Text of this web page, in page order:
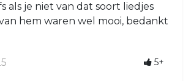
als je niet van dat soort liedjes
hem waren wel mooi, bedankt
5+